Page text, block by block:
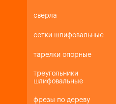
сверла
сетки шлифовальные
тарелки опорные
треугольники
шлифовальные
фрезы по дереву